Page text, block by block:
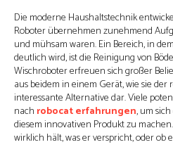
Die moderne Haushaltstechnik
Roboter übernehmen zunehmend
und mühsam waren. Ein Bereich, in
deutlich wird, ist die Reinigung von
Wischroboter erfreuen sich großer
aus beidem in einem Gerät, wie sie der
interessante Alternative dar. Viele
nach robocat erfahrungen, um
diesem innovativen Produkt zu
wirklich hält, was er verspricht, oder ob